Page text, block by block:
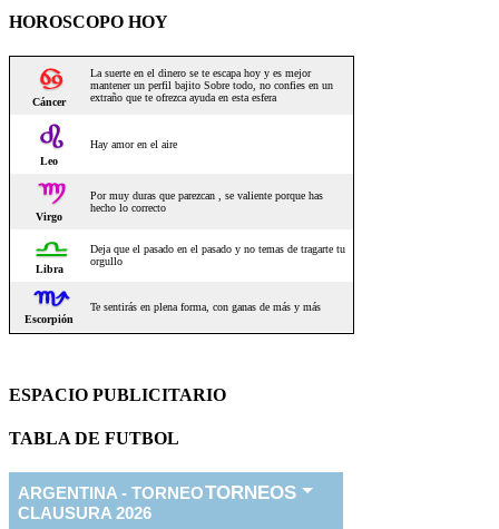
HOROSCOPO HOY
ESPACIO PUBLICITARIO
TABLA DE FUTBOL